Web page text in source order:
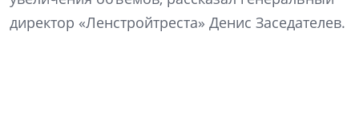
директор «Ленстройтреста» Денис Заседателев.